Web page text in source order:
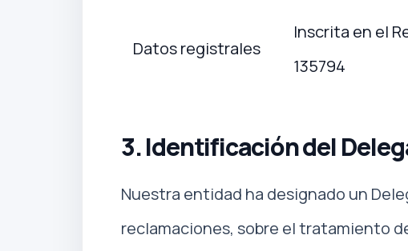
Datos registrales
Inscrita en el
135794
3. Identificación del
Nuestra entidad ha designado un
reclamaciones, sobre el tratamiento